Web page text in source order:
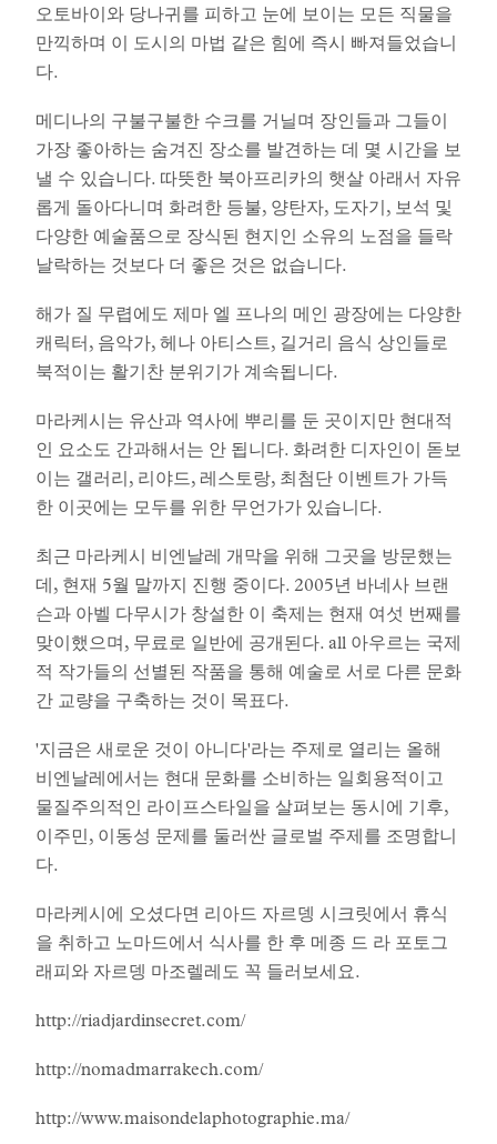
오토바이와 당나귀를 피하고 눈에 보이는 모든 직물을
만끽하며 이 도시의 마법 같은 힘에 즉시 빠져들었습니
다.
메디나의 구불구불한 수크를 거닐며 장인들과 그들이
가장 좋아하는 숨겨진 장소를 발견하는 데 몇 시간을 보
낼 수 있습니다. 따뜻한 북아프리카의 햇살 아래서 자유
롭게 돌아다니며 화려한 등불, 양탄자, 도자기, 보석 및
다양한 예술품으로 장식된 현지인 소유의 노점을 들락
날락하는 것보다 더 좋은 것은 없습니다.
해가 질 무렵에도 제마 엘 프나의 메인 광장에는 다양한
캐릭터, 음악가, 헤나 아티스트, 길거리 음식 상인들로
북적이는 활기찬 분위기가 계속됩니다.
마라케시는 유산과 역사에 뿌리를 둔 곳이지만 현대적
인 요소도 간과해서는 안 됩니다. 화려한 디자인이 돋보
이는 갤러리, 리야드, 레스토랑, 최첨단 이벤트가 가득
한 이곳에는 모두를 위한 무언가가 있습니다.
최근 마라케시 비엔날레 개막을 위해 그곳을 방문했는
데, 현재 5월 말까지 진행 중이다. 2005년 바네사 브랜
슨과 아벨 다무시가 창설한 이 축제는 현재 여섯 번째를
맞이했으며, 무료로 일반에 공개된다. all 아우르는 국제
적 작가들의 선별된 작품을 통해 예술로 서로 다른 문화
간 교량을 구축하는 것이 목표다.
'지금은 새로운 것이 아니다'라는 주제로 열리는 올해
비엔날레에서는 현대 문화를 소비하는 일회용적이고
물질주의적인 라이프스타일을 살펴보는 동시에 기후,
이주민, 이동성 문제를 둘러싼 글로벌 주제를 조명합니
다.
마라케시에 오셨다면 리아드 자르뎅 시크릿에서 휴식
을 취하고 노마드에서 식사를 한 후 메종 드 라 포토그
래피와 자르뎅 마조렐레도 꼭 들러보세요.
http://riadjardinsecret.com/
http://nomadmarrakech.com/
http://www.maisondelaphotographie.ma/